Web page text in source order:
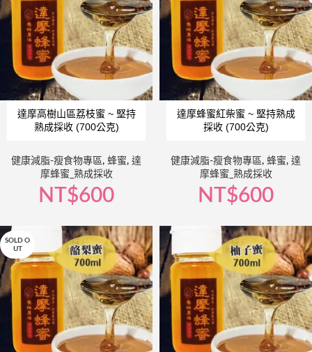
達摩高樹山區荔枝蜜 ~ 堅持
熟成採收 (700公克)
健康減脂-瘦食物專區, 蜂蜜, 達
摩蜂蜜_熟成採收
NT$600
達摩蜂蜜紅柴蜜 ~ 堅持熟成
採收 (700公克)
健康減脂-瘦食物專區, 蜂蜜, 達
摩蜂蜜_熟成採收
NT$600
SOLD O
UT